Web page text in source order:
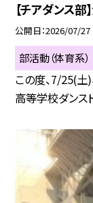
【チアダンス
公開日 2026/07/27
部活動（体育系）
この度、7/25(
高等学校ダンス